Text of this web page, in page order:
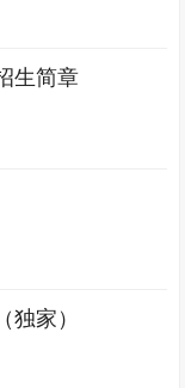
生简章
独家）